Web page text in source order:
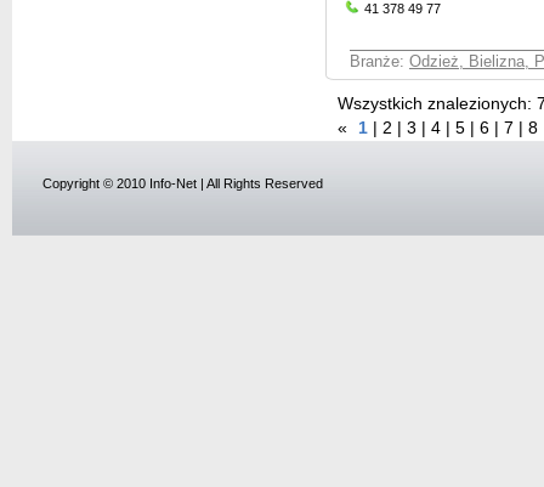
41 378 49 77
Branże: Odzież, Bielizna,
Wszystkich znalezionych:
«
1 2 3 4 5 6 7 8
Copyright © 2010 Info-Net | All Rights Reserved